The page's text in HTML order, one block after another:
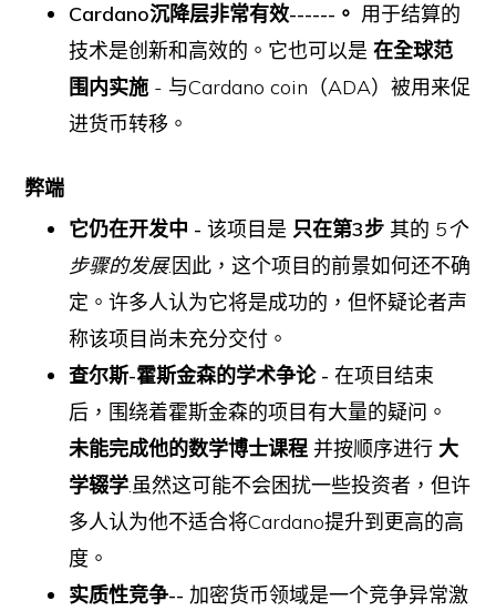
Cardano沉降层非常有效------。 用于结算的
技术是创新和高效的。它也可以是在全球范
围内实施 - 与Cardano coin（ADA）被用来促
进货币转移。
弊端
它仍在开发中 -该项目是 只在第3步 其的 5个
步骤的发展.因此，这个项目的前景如何还不确
定。许多人认为它将是成功的，但怀疑论者声
称该项目尚未充分交付。
查尔斯-霍斯金森的学术争论 -在项目结束
后，围绕着霍斯金森的项目有大量的疑问。
未能完成他的数学博士课程 并按顺序进行 大
学辍学.虽然这可能不会困扰一些投资者，但许
多人认为他不适合将Cardano提升到更高的高
度。
实质性竞争-- 加密货币领域是一个竞争异常激